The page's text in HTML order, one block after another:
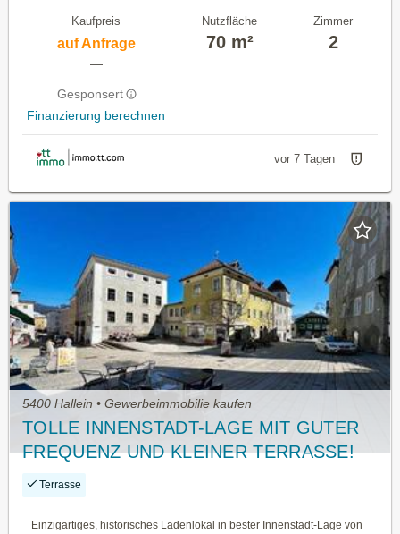
Kaufpreis
auf Anfrage
—
Gesponsert
Finanzierung berechnen
Nutzfläche
70 m²
Zimmer
2
vor 7 Tagen
5400 Hallein • Gewerbeimmobilie kaufen
TOLLE INNENSTADT-LAGE MIT GUTER
FREQUENZ UND KLEINER TERRASSE!
Terrasse
Einzigartiges, historisches Ladenlokal in bester Innenstadt-Lage von